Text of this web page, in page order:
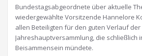
Bundestagsabgeordnete über aktuelle
wiedergewählte Vorsitzende Hannelore
allen Beteiligten für den guten Verlauf der
Jahreshauptversammlung, die schließlich
Beisammensein mündete.